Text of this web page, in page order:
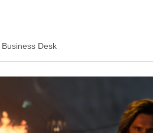
Business Desk